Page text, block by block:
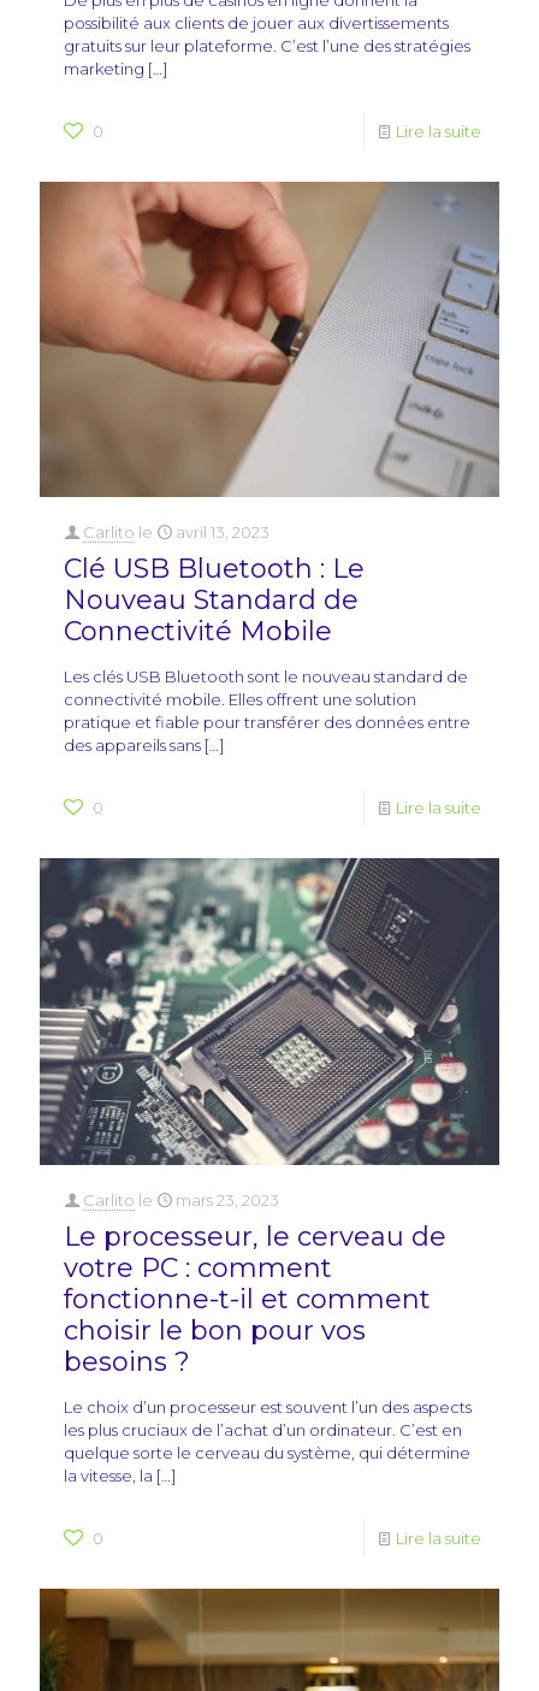
possibilité aux clients de jouer aux divertissements
gratuits sur leur plateforme. C’est l’une des stratégies
marketing […]
0 Lire la suite
Carlito le avril 13, 2023
Clé USB Bluetooth : Le
Nouveau Standard de
Connectivité Mobile
Les clés USB Bluetooth sont le nouveau standard de
connectivité mobile. Elles offrent une solution
pratique et fiable pour transférer des données entre
des appareils sans […]
0 Lire la suite
Carlito le mars 23, 2023
Le processeur, le cerveau de
votre PC : comment
fonctionne-t-il et comment
choisir le bon pour vos
besoins ?
Le choix d’un processeur est souvent l’un des aspects
les plus cruciaux de l’achat d’un ordinateur. C’est en
quelque sorte le cerveau du système, qui détermine
la vitesse, la […]
0 Lire la suite